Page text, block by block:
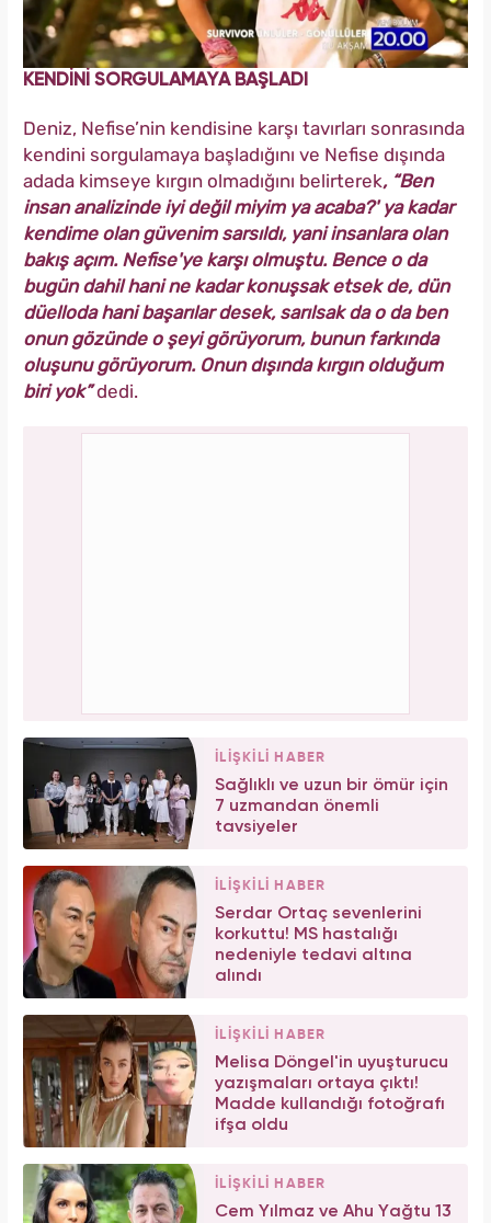
KENDİNİ SORGULAMAYA BAŞLADI
Deniz, Nefise’nin kendisine karşı tavırları sonrasında
kendini sorgulamaya başladığını ve Nefise dışında
adada kimseye kırgın olmadığını belirterek, “Ben
insan analizinde iyi değil miyim ya acaba?' ya kadar
kendime olan güvenim sarsıldı, yani insanlara olan
bakış açım. Nefise'ye karşı olmuştu. Bence o da
bugün dahil hani ne kadar konuşsak etsek de, dün
düelloda hani başarılar desek, sarılsak da o da ben
onun gözünde o şeyi görüyorum, bunun farkında
oluşunu görüyorum. Onun dışında kırgın olduğum
biri yok”dedi.
İLİŞKİLİ HABER
Sağlıklı ve uzun bir ömür için
7 uzmandan önemli
tavsiyeler
İLİŞKİLİ HABER
Serdar Ortaç sevenlerini
korkuttu! MS hastalığı
nedeniyle tedavi altına
alındı
İLİŞKİLİ HABER
Melisa Döngel'in uyuşturucu
yazışmaları ortaya çıktı!
Madde kullandığı fotoğrafı
ifşa oldu
İLİŞKİLİ HABER
Cem Yılmaz ve Ahu Yağtu 13